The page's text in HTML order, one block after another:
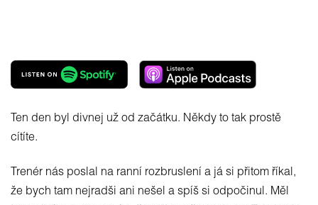
Ten den byl divnej už od začátku. Někdy to tak prostě
cítíte.
Trenér nás poslal na ranní rozbruslení a já si přitom říkal,
že bych tam nejradši ani nešel a spíš si odpočinul. Měl